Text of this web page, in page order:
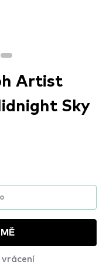
Artist
Sky